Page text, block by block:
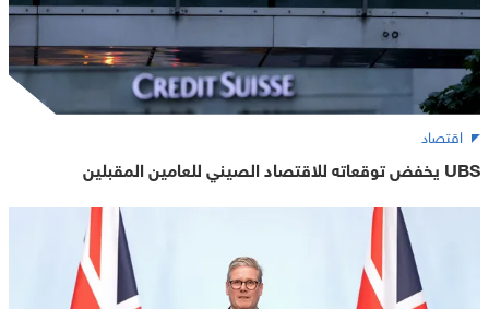
اقتصاد
UBS يخفض توقعاته للاقتصاد الصيني للعامين المقبلين